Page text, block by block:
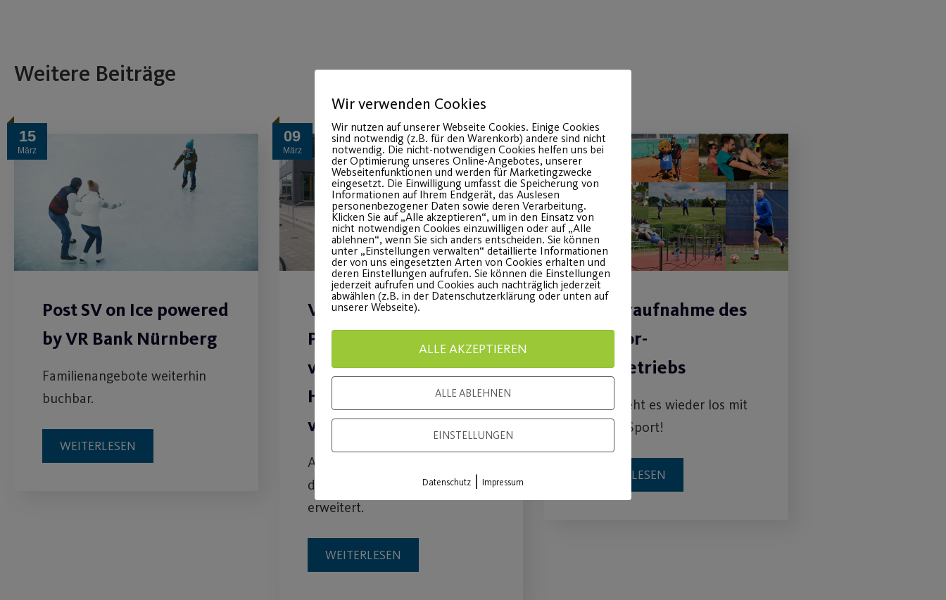
Weitere Beiträge
15
März
Post SV on Ice powered
by VR Bank Nürnberg
Familienangebote weiterhin
buchbar.
WEITERLESEN
09
März
VR Bank Nürnberg und
Post SV Nürnberg
verlängern das
Hauptsponsoring
vorzeitig bis 2024
Aktuelles Engagement wird um
das Projekt „Post SV on Ice“
erweitert.
WEITERLESEN
04
März
Wiederaufnahme des
Outdoor-
Sportbetriebs
Endlich geht es wieder los mit
Outdoor-Sport!
WEITERLESEN
Wir verwenden Cookies
Wir nutzen auf unserer Webseite Cookies. Einige Cookies
sind notwendig (z.B. für den Warenkorb) andere sind nicht
notwendig. Die nicht-notwendigen Cookies helfen uns bei
der Optimierung unseres Online-Angebotes, unserer
Webseitenfunktionen und werden für Marketingzwecke
eingesetzt. Die Einwilligung umfasst die Speicherung von
Informationen auf Ihrem Endgerät, das Auslesen
personenbezogener Daten sowie deren Verarbeitung.
Klicken Sie auf „Alle akzeptieren“, um in den Einsatz von
nicht notwendigen Cookies einzuwilligen oder auf „Alle
ablehnen“, wenn Sie sich anders entscheiden. Sie können
unter „Einstellungen verwalten“ detaillierte Informationen
der von uns eingesetzten Arten von Cookies erhalten und
deren Einstellungen aufrufen. Sie können die Einstellungen
jederzeit aufrufen und Cookies auch nachträglich jederzeit
abwählen (z.B. in der Datenschutzerklärung oder unten auf
unserer Webseite).
ALLE AKZEPTIEREN
ALLE ABLEHNEN
EINSTELLUNGEN
Datenschutz | Impressum